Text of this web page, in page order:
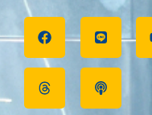
F
a
c
e
b
o
o
L
i
e
T
h
r
e
a
d
s
P
o
c
a
s
t